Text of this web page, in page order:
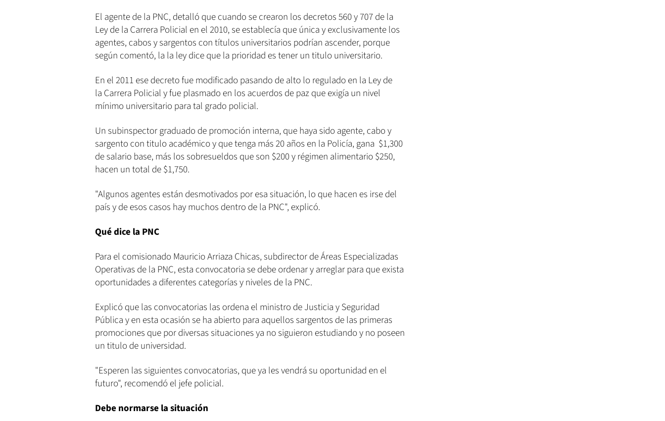
El agente de la PNC, detalló que cuando se crearon los decretos 560 y 707 de la
Ley de la Carrera Policial en el 2010, se establecía que única y exclusivamente los
agentes, cabos y sargentos con títulos universitarios podrían ascender, porque
según comentó, la la ley dice que la prioridad es tener un titulo universitario.
En el 2011 ese decreto fue modificado pasando de alto lo regulado en la Ley de
la Carrera Policial y fue plasmado en los acuerdos de paz que exigía un nivel
mínimo universitario para tal grado policial.
Un subinspector graduado de promoción interna, que haya sido agente, cabo y
sargento con titulo académico y que tenga más 20 años en la Policía, gana $1,300
de salario base, más los sobresueldos que son $200 y régimen alimentario $250,
hacen un total de $1,750.
"Algunos agentes están desmotivados por esa situación, lo que hacen es irse del
país y de esos casos hay muchos dentro de la PNC", explicó.
Qué dice la PNC
Para el comisionado Mauricio Arriaza Chicas, subdirector de Áreas Especializadas
Operativas de la PNC, esta convocatoria se debe ordenar y arreglar para que exista
oportunidades a diferentes categorías y niveles de la PNC.
Explicó que las convocatorias las ordena el ministro de Justicia y Seguridad
Pública y en esta ocasión se ha abierto para aquellos sargentos de las primeras
promociones que por diversas situaciones ya no siguieron estudiando y no poseen
un titulo de universidad.
"Esperen las siguientes convocatorias, que ya les vendrá su oportunidad en el
futuro", recomendó el jefe policial.
Debe normarse la situación